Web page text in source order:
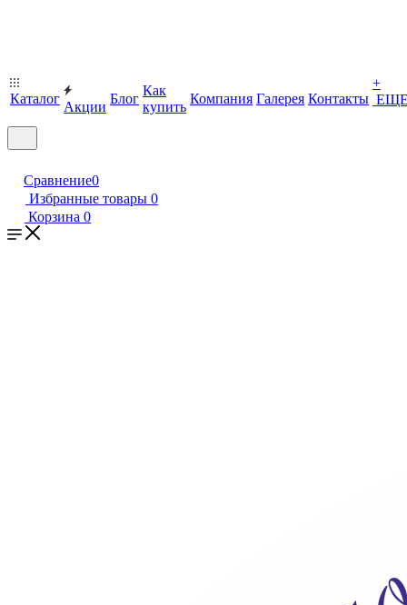
Каталог
Акции
Блог
Как
купить
Компания Галерея Контакты
+
Сравнение0
Избранные товары 0
Корзина 0